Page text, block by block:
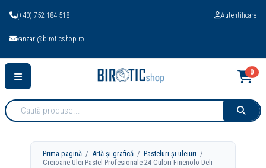
(+40) 752-184-518
vanzari@biroticshop.ro
Autentificare
Cauta
produse:
0
Prima pagină /Artă și grafică /Pasteluri și uleiuri /
Creioane Ulei Pastel Profesionale 24 Culori Finenolo Deli